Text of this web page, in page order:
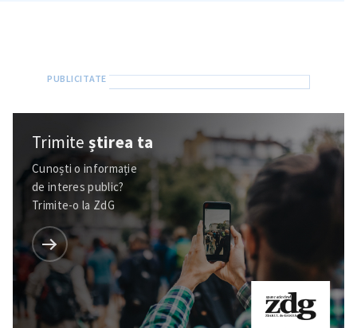
Trimiteștirea ta
Cunoști o informație
de interes public?
Trimite-o la ZdG